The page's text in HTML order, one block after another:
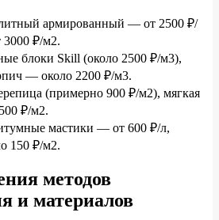
армированный — от 2500 ₽/
₽/м2.
блоки Skill (около 2500 ₽/м3),
— около 2200 ₽/м3.
(примерно 900 ₽/м2), мягкая
₽/м2.
мастики — от 600 ₽/л,
150 ₽/м2.
методов
и материалов